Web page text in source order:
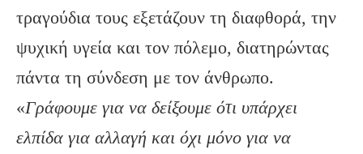
τραγούδια τους εξετάζουν τη διαφθορά, την
ψυχική υγεία και τον πόλεμο, διατηρώντας
πάντα τη σύνδεση με τον άνθρωπο.
«Γράφουμε για να δείξουμε ότι υπάρχει
ελπίδα για αλλαγή και όχι μόνο για να